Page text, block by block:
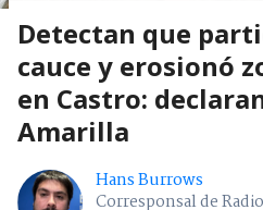
Detectan que
cauce y erosionó
en Castro:
Amarilla
Hans Burrows
Corresponsal de